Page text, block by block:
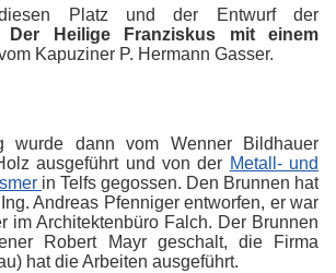
Platz und der Entwurf der
Der Heilige Franziskus mit einem
Kapuziner P. Hermann Gasser.
wurde dann vom Wenner Bildhauer
ausgeführt und von der Metall- und
in Telfs gegossen. Den Brunnen hat
Andreas Pfenniger entworfen, er war
im Architektenbüro Falch. Der Brunnen
Robert Mayr geschalt, die Firma
hat die Arbeiten ausgeführt.